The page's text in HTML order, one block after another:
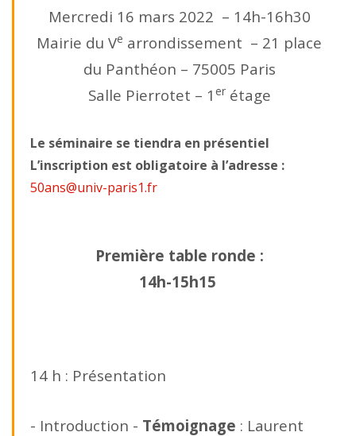
Mercredi 16 mars 2022 – 14h-16h30
Mairie du Ve arrondissement – 21 place
du Panthéon – 75005 Paris
Salle Pierrotet – 1 erétage
Le séminaire se tiendra en présentiel
L’inscription est obligatoire à l’adresse :
50ans@univ-paris1.fr
Première table ronde :
14h-15h15
14 h : Présentation
- Introduction - Témoignage : Laurent